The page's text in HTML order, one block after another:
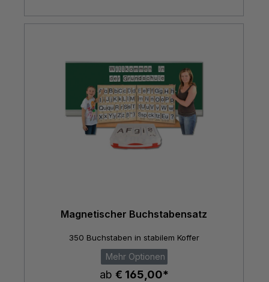
Magnetischer Buchstabensatz
350 Buchstaben in stabilem Koffer
Mehr Optionen
ab € 165,00*